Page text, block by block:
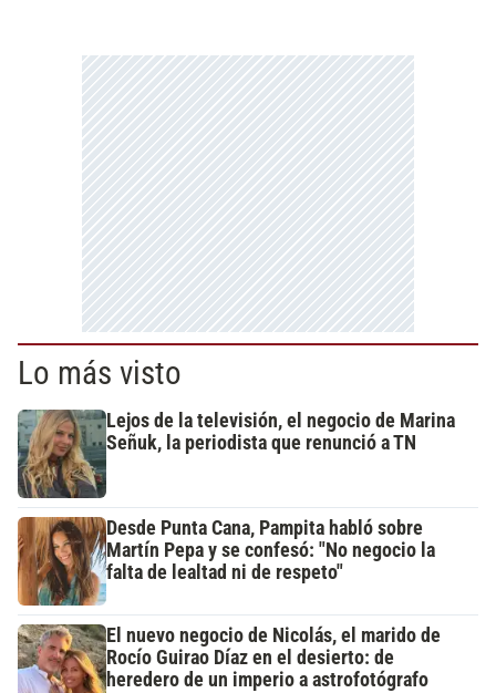
Lo más visto
Lejos de la televisión, el negocio de Marina
Señuk, la periodista que renunció a TN
Desde Punta Cana, Pampita habló sobre
Martín Pepa y se confesó: "No negocio la
falta de lealtad ni de respeto"
El nuevo negocio de Nicolás, el marido de
Rocío Guirao Díaz en el desierto: de
heredero de un imperio a astrofotógrafo